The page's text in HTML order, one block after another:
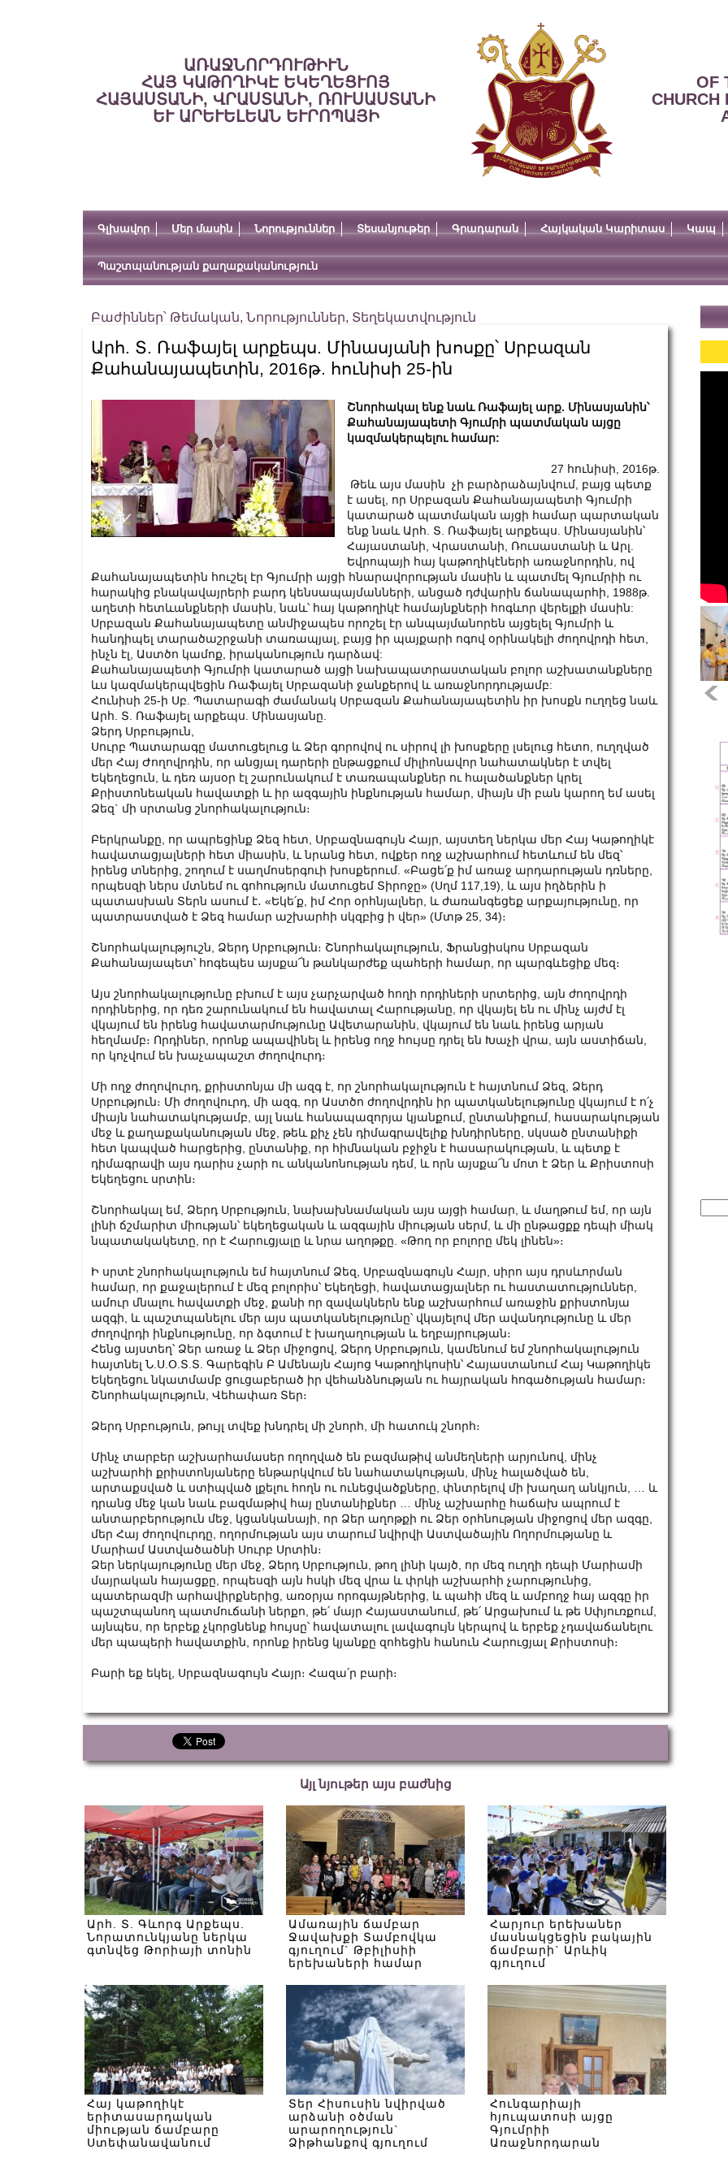
ԱՌԱՋՆՈՐԴՈՒԹԻՒՆ
ՀԱՅ ԿԱԹՈՂԻԿԷ ԵԿԵՂԵՑՒՈՅ
ՀԱՅԱՍՏԱՆԻ, ՎՐԱՍՏԱՆԻ, ՌՈՒՍԱՍՏԱՆԻ
ԵՒ ԱՐԵՒԵԼԵԱՆ ԵՒՐՈՊԱՅԻ
OF
CHURCH
Գլխավոր Մեր մասին Նորություններ Տեսանյութեր Գրադարան Հայկական Կարիտաս Կապ
Պաշտպանության քաղաքականություն
Բաժիններ՝ Թեմական, Նորություններ, Տեղեկատվություն
Արհ. Տ. Ռաֆայել արքեպս. Մինասյանի խոսքը՝ Սրբազան
Քահանայապետին, 2016թ. հունիսի 25-ին
Շնորհակալ ենք նաև Ռաֆայել արք. Մինասյանին՝
Քահանայապետի Գյումրի պատմական այցը
կազմակերպելու համար:
27 հունիսի, 2016թ.
Թեև այս մասին չի բարձրաձայնվում, բայց պետք
է ասել, որ Սրբազան Քահանայապետի Գյումրի
կատարած պատմական այցի համար պարտական
ենք նաև Արհ. Տ. Ռաֆայել արքեպս. Մինասյանին՝
Հայաստանի, Վրաստանի, Ռուսաստանի և Արլ.
Եվրոպայի հայ կաթողիկէների առաջնորդին, ով
Քահանայապետին հուշել էր Գյումրի այցի հնարավորության մասին և պատմել Գյումրիի ու
հարակից բնակավայրերի բարդ կենսապայմանների, անցած դժվարին ճանապարհի, 1988թ.
աղետի հետևանքների մասին, նաև՝ հայ կաթողիկէ համայնքների հոգևոր վերելքի մասին:
Սրբազան Քահանայապետը անմիջապես որոշել էր անպայմանորեն այցելել Գյումրի և
հանդիպել տարածաշրջանի տառապյալ, բայց իր պայքարի ոգով օրինակելի ժողովրդի հետ,
ինչն էլ, Աստծո կամոք, իրականություն դարձավ:
Քահանայապետի Գյումրի կատարած այցի նախապատրաստական բոլոր աշխատանքները
ևս կազմակերպվեցին Ռաֆայել Սրբազանի ջանքերով և առաջնորդությամբ:
Հունիսի 25-ի Սբ. Պատարագի ժամանակ Սրբազան Քահանայապետին իր խոսքն ուղղեց նաև
Արհ. Տ. Ռաֆայել արքեպս. Մինասյանը.
Ձերդ Սրբություն,
Սուրբ Պատարագը մատուցելուց և Ձեր գորովով ու սիրով լի խոսքերը լսելուց հետո, ուղղված
մեր Հայ Ժողովրդին, որ անցյալ դարերի ընթացքում միլիոնավոր նահատակներ է տվել
Եկեղեցուն, և դեռ այսօր էլ շարունակում է տառապանքներ ու հալածանքներ կրել
Քրիստոնեական հավատքի և իր ազգային ինքնության համար, միայն մի բան կարող եմ ասել
Ձեզ` մի սրտանց շնորհակալություն։
Բերկրանքը, որ ապրեցինք Ձեզ հետ, Սրբազնագույն Հայր, այստեղ ներկա մեր Հայ Կաթողիկէ
հավատացյալների հետ միասին, և նրանց հետ, ովքեր ողջ աշխարհում հետևում են մեզ՝
իրենց տներից, շողում է սաղմոսերգուի խոսքերում. «Բացե՛ք իմ առաջ արդարության դռները,
որպեսզի ներս մտնեմ ու գոհություն մատուցեմ Տիրոջը» (Սղմ 117,19), և այս իղձերին ի
պատասխան Տերն ասում է․ «Եկե՛ք, իմ Հոր օրհնյալներ, և ժառանգեցեք արքայությունը, որ
պատրաստված է Ձեզ համար աշխարհի սկզբից ի վեր» (Մտթ 25, 34)։
Շնորհակալություշն, Ձերդ Սրբություն։ Շնորհակալություն, Ֆրանցիսկոս Սրբազան
Քահանայապետ՝ հոգեպես այսքա՜ն թանկարժեք պահերի համար, որ պարգևեցիք մեզ։
Այս շնորհակալությունը բխում է այս չարչարված հողի որդիների սրտերից, այն ժողովրդի
որդիներից, որ դեռ շարունակում են հավատալ Հարությանը, որ վկայել են ու մինչ այժմ էլ
վկայում են իրենց հավատարմությունը Ավետարանին, վկայում են նաև իրենց արյան
հեղմամբ։ Որդիներ, որոնք ապավինել և իրենց ողջ հույսը դրել են Խաչի վրա, այն աստիճան,
որ կոչվում են խաչապաշտ ժողովուրդ։
Մի ողջ ժողովուրդ, քրիստոնյա մի ազգ է, որ շնորհակալություն է հայտնում Ձեզ, Ձերդ
Սրբություն։ Մի ժողովուրդ, մի ազգ, որ Աստծո ժողովրդին իր պատկանելությունը վկայում է ո՛չ
միայն նահատակությամբ, այլ նաև հանապազորյա կյանքում, ընտանիքում, հասարակության
մեջ և քաղաքականության մեջ, թեև քիչ չեն դիմագրավելիք խնդիրները, սկսած ընտանիքի
հետ կապված հարցերից, ընտանիք, որ հիմնական բջիջն է հասարակության, և պետք է
դիմագրավի այս դարիս չարի ու անկանոնության դեմ, և որն այսքա՜ն մոտ է Ձեր և Քրիստոսի
Եկեղեցու սրտին։
Շնորհակալ եմ, Ձերդ Սրբություն, նախախնամական այս այցի համար, և մաղթում եմ, որ այն
լինի ճշմարիտ միության՝ եկեղեցական և ազգային միության սերմ, և մի ընթացքք դեպի միակ
նպատակակետը, որ է Հարուցյալը և նրա աղոթքը. «Թող որ բոլորը մեկ լինեն»։
Ի սրտէ շնորհակալություն եմ հայտնում Ձեզ, Սրբազնագույն Հայր, սիրո այս դրսևորման
համար, որ քաջալերում է մեզ բոլորիս՝ Եկեղեցի, հավատացյալներ ու հաստատություններ,
ամուր մնալու հավատքի մեջ, քանի որ զավակներն ենք աշխարհում առաջին քրիստոնյա
ազգի, և պաշտպանելու մեր այս պատկանելությունը՝ վկայելով մեր ավանդությունը և մեր
ժողովրդի ինքնությունը, որ ձգտում է խաղաղության և եղբայրության։
Հենց այստեղ՝ Ձեր առաջ և Ձեր միջոցով, Ձերդ Սրբություն, կամենում եմ շնորհակալություն
հայտնել Ն.Ս.Օ.Տ.Տ. Գարեգին Բ Ամենայն Հայոց Կաթողիկոսին՝ Հայաստանում Հայ Կաթողիկե
Եկեղեցու նկատմամբ ցուցաբերած իր վեհանձնության ու հայրական հոգածության համար։
Շնորհակալություն, Վեհափառ Տեր։
Ձերդ Սրբություն, թույլ տվեք խնդրել մի շնորհ, մի հատուկ շնորհ։
Մինչ տարբեր աշխարհամասեր ողողված են բազմաթիվ անմեղների արյունով, մինչ
աշխարհի քրիստոնյաները ենթարկվում են նահատակության, մինչ հալածված են,
արտաքսված և ստիպված լքելու հողն ու ունեցվածքները, փնտրելով մի խաղաղ անկյուն, … և
դրանց մեջ կան նաև բազմաթիվ հայ ընտանիքներ … մինչ աշխարհը հաճախ ապրում է
անտարբերություն մեջ, կցանկանայի, որ Ձեր աղոթքի ու Ձեր օրհնության միջոցով մեր ազգը,
մեր Հայ ժողովուրդը, ողորմության այս տարում նվիրվի Աստվածային Ողորմությանը և
Մարիամ Աստվածածնի Սուրբ Սրտին։
Ձեր ներկայությունը մեր մեջ, Ձերդ Սրբություն, թող լինի կայծ, որ մեզ ուղղի դեպի Մարիամի
մայրական հայացքը, որպեսզի այն հսկի մեզ վրա և փրկի աշխարհի չարությունից,
պատերազմի արհավիրքներից, առօրյա որոգայթներից, և պահի մեզ և ամբողջ հայ ազգը իր
պաշտպանող պատմուճանի ներքո, թե՛ մայր Հայաստանում, թե՛ Արցախում և թե Սփյուռքում,
այնպես, որ երբեք չկորցնենք հույսը՝ հավատալու լավագույն կերպով և երբեք չդավաճանելու
մեր պապերի հավատքին, որոնք իրենց կյանքը զոհեցին հանուն Հարուցյալ Քրիստոսի։
Բարի եք եկել, Սրբազնագույն Հայր։ Հազա՛ր բարի։
Այլ նյութեր այս բաժնից
Արհ. Տ. Գևորգ Արքեպս.
Նորատունկյանը ներկա
գտնվեց Թորիայի տոնին
Ամառային ճամբար
Ջավախքի Տամբովկա
գյուղում` Թբիլիսիի
երեխաների համար
Հարյուր երեխաներ
մասնակցեցին բակային
ճամբարի` Արևիկ
գյուղում
Հայ կաթողիկէ
երիտասարդական
միության ճամբարը
Ստեփանավանում
Տեր Հիսուսին նվիրված
արձանի օծման
արարողություն`
Ձիթհանքով գյուղում
Հունգարիայի
հյուպատոսի այցը
Գյումրիի
Առաջնորդարան
for: